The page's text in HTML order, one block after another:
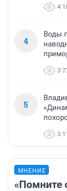
4
4
Воды
3
5
3
МНЕНИЕ
«Помните